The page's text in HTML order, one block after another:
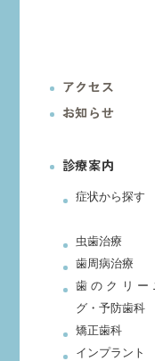
アクセス
お知らせ
診療案内
症状から探す
虫歯治療
歯周病治療
歯のクリー
グ・予防歯科
矯正歯科
インプラント